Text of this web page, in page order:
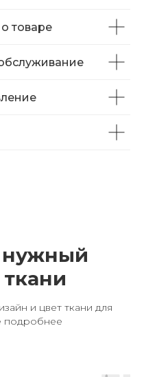
товаре
нужный
и цвет ткани для
подробнее